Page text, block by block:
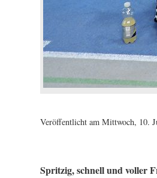
Veröffentlicht am Mittwoch, 10.
Spritzig, schnell und voller